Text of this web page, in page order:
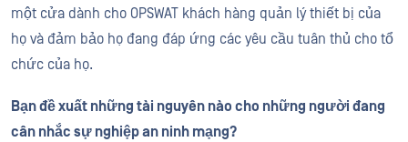
một cửa dành cho OPSWAT khách hàng quản lý thiết bị của
họ và đảm bảo họ đang đáp ứng các yêu cầu tuân thủ cho tổ
chức của họ.
Bạn đề xuất những tài nguyên nào cho những người đang
cân nhắc sự nghiệp an ninh mạng?